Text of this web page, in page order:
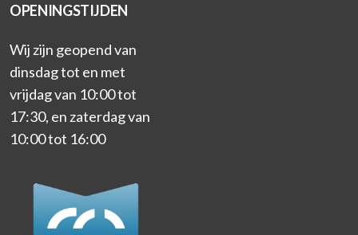
OPENINGSTIJDEN
Wij zijn geopend van
dinsdag tot en met
vrijdag van 10:00 tot
17:30, en zaterdag van
10:00 tot 16:00